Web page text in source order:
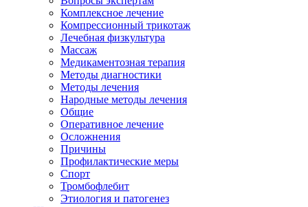
Комплексное лечение
Компрессионный трикотаж
Лечебная физкультура
Массаж
Медикаментозная терапия
Методы диагностики
Методы лечения
Народные методы лечения
Общие
Оперативное лечение
Осложнения
Причины
Профилактические меры
Спорт
Тромбофлебит
Этиология и патогенез